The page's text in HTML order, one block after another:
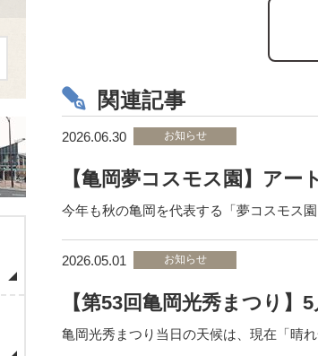
関連記事
2026.06.30 お知らせ
【亀岡夢コスモス園】ア
今年も秋の亀岡を代表する「夢コスモス
2026.05.01 お知らせ
【第53回亀岡光秀まつり
亀岡光秀まつり当日の天候は、現在「晴